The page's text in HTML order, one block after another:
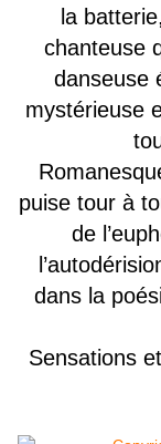
la
chanteuse
danseuse
mystérieuse
puise tour à
de
dans la
Sensations